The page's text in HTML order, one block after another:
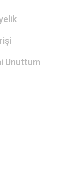
Unuttum